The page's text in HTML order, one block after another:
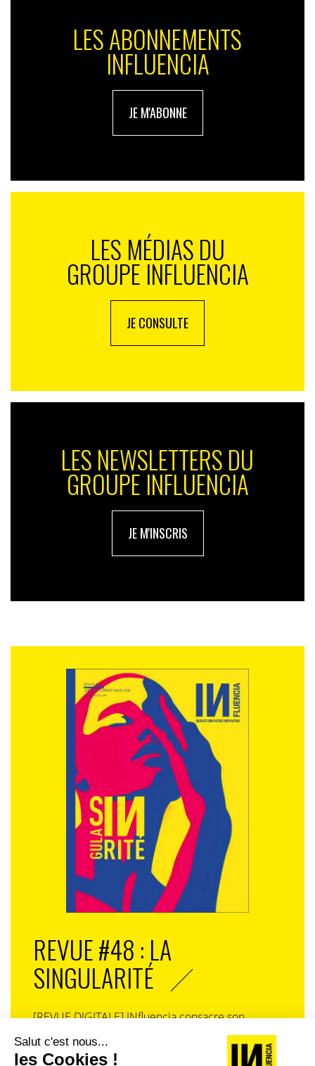
LES ABONNEMENTS
INFLUENCIA
JE M'ABONNE
LES MÉDIAS DU
GROUPE INFLUENCIA
JE CONSULTE
LES NEWSLETTERS DU
GROUPE INFLUENCIA
JE M'INSCRIS
REVUE #48 : LA
SINGULARITÉ
[REVUE DIGITALE] INfluencia consacre son
prochain numéro à une question devenue
centrale dans l’économie contemporaine : Qu’est-